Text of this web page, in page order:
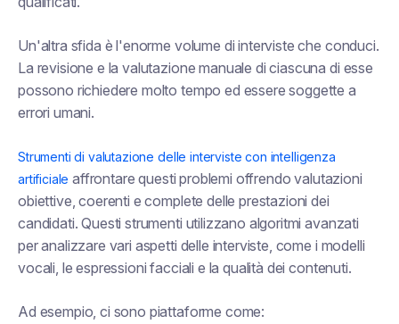
Un'altra sfida è l'enorme volume di interviste che conduci.
La revisione e la valutazione manuale di ciascuna di esse
possono richiedere molto tempo ed essere soggette a
errori umani.
Strumenti di valutazione delle interviste con intelligenza
artificiale affrontare questi problemi offrendo valutazioni
obiettive, coerenti e complete delle prestazioni dei
candidati. Questi strumenti utilizzano algoritmi avanzati
per analizzare vari aspetti delle interviste, come i modelli
vocali, le espressioni facciali e la qualità dei contenuti.
Ad esempio, ci sono piattaforme come: